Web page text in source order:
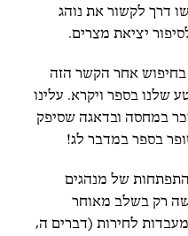
דרך לקשור את נוהג
יציאת מצרים.
בחיפוש אחר הקשר הזה
שלנו בספר ויקרא. עלינו
במחסה ובדאגה שסיפק
בספר במדבר לג!
של מנהגים
רק בשלב מאוחר
לחירות (דברים ה,